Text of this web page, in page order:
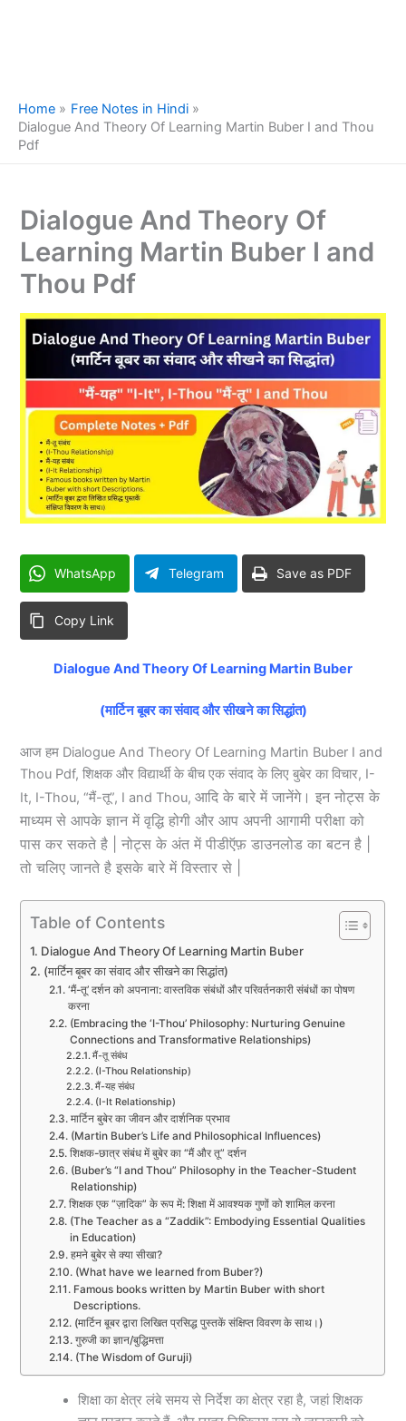
Home
Free Notes in Hindi
Dialogue And Theory Of Learning Martin Buber I and Thou
Pdf
Dialogue And Theory Of
Learning Martin Buber I and
Thou Pdf
WhatsApp Telegram Save as PDF
Copy Link
Dialogue And Theory Of Learning Martin Buber
(मार्टिन बूबर का संवाद और सीखने का सिद्धांत)
आज हम Dialogue And Theory Of Learning Martin Buber I and
Thou Pdf, शिक्षक और विद्यार्थी के बीच एक संवाद के लिए बुबेर का विचार, I-
It, I-Thou, “मैं-तू”, I and Thou,आदि के बारे में जानेंगे। इन नोट्स के
माध्यम से आपके ज्ञान में वृद्धि होगी और आप अपनी आगामी परीक्षा को
पास कर सकते है | नोट्स के अंत में पीडीऍफ़ डाउनलोड का बटन है |
तो चलिए जानते है इसके बारे में विस्तार से |
Table of Contents
Dialogue And Theory Of Learning Martin Buber
(मार्टिन बूबर का संवाद और सीखने का सिद्धांत)
‘मैं-तू’ दर्शन को अपनाना: वास्तविक संबंधों और परिवर्तनकारी संबंधों का पोषण
करना
(Embracing the ‘I-Thou’ Philosophy: Nurturing Genuine
Connections and Transformative Relationships)
मैं-तू संबंध
(I-Thou Relationship)
मैं-यह संबंध
(I-It Relationship)
मार्टिन बुबेर का जीवन और दार्शनिक प्रभाव
(Martin Buber’s Life and Philosophical Influences)
शिक्षक-छात्र संबंध में बुबेर का “मैं और तू” दर्शन
(Buber’s “I and Thou” Philosophy in the Teacher-Student
Relationship)
शिक्षक एक “ज़ादिक” के रूप में: शिक्षा में आवश्यक गुणों को शामिल करना
(The Teacher as a “Zaddik”: Embodying Essential Qualities
in Education)
हमने बुबेर से क्या सीखा?
(What have we learned from Buber?)
Famous books written by Martin Buber with short
Descriptions.
(मार्टिन बूबर द्वारा लिखित प्रसिद्ध पुस्तकें संक्षिप्त विवरण के साथ।)
गुरुजी का ज्ञान/बुद्धिमत्ता
(The Wisdom of Guruji)
शिक्षा का क्षेत्र लंबे समय से निर्देश का क्षेत्र रहा है, जहां शिक्षक